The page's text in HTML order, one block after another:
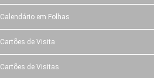
Calendário em Folhas
Cartões de Visita
Cartões de Visitas